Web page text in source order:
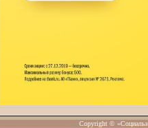
Copyright ©